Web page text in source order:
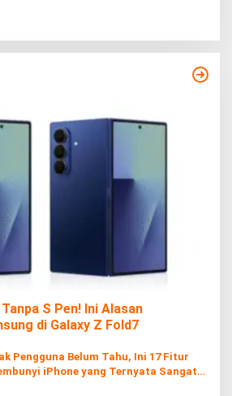
S Pen! Ini Alasan
di Galaxy Z Fold7
Pengguna Belum Tahu, Ini 17 Fitur
iPhone yang Ternyata Sangat